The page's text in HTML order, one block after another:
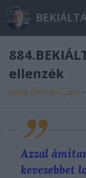
ellenzék
Kabai Domokos Lajos •
Azzal
kevesebbet